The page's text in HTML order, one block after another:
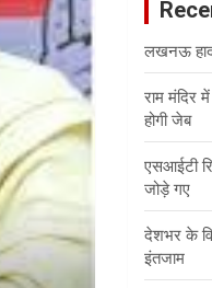
लखनऊ
राम मंदिर
होगी जेब
एसआईटी
जोड़े गए
देशभर के
इंतजाम